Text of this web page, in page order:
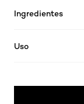
Ingredientes
Uso